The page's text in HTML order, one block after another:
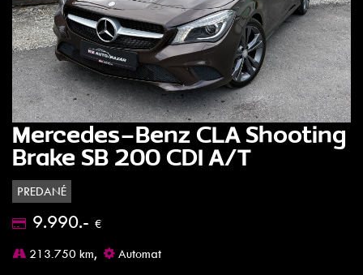
Mercedes-Benz CLA Shooting
Brake SB 200 CDI A/T
PREDANÉ
9.990.- €
213.750 km,
Automat